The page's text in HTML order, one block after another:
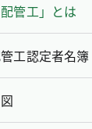
配管工」とは
工認定者名簿